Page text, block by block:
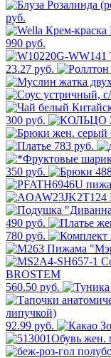
руб.
990 руб.
23.27 руб.
300 руб.
783 руб.
350 руб.
490 руб.
780 руб.
560.50 руб.
92.99 руб.